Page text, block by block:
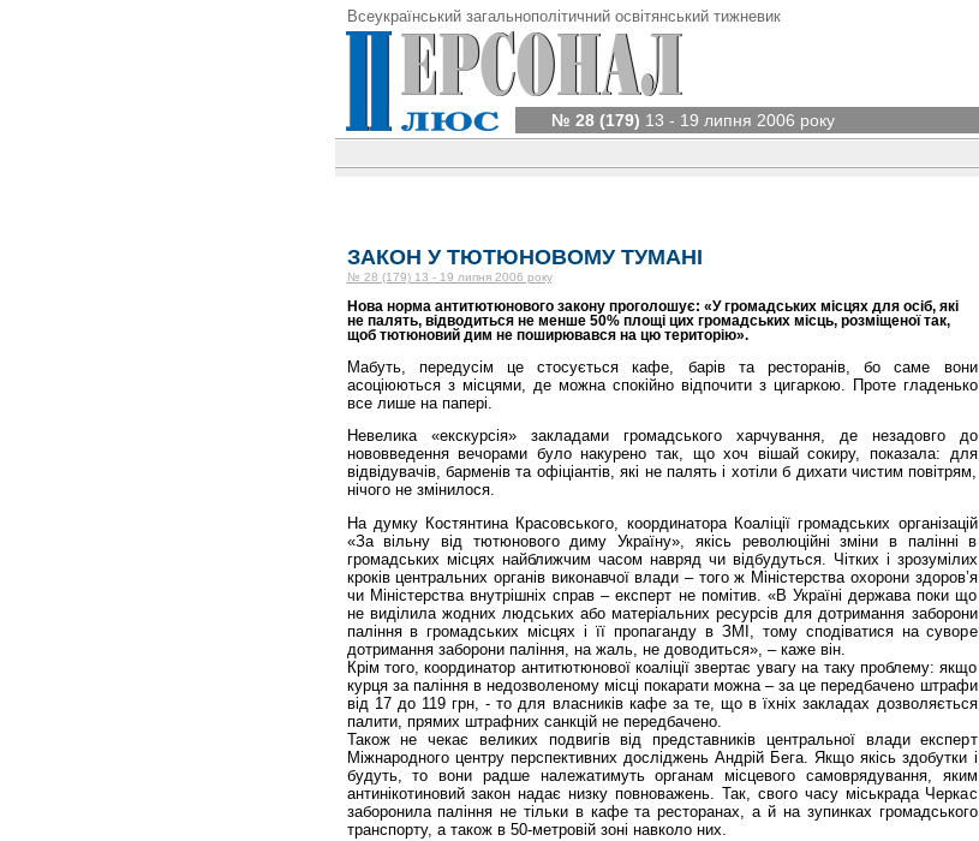
Всеукраїнський загальнополітичний освітянський тижневик
№ 28 (179) 13 - 19 липня 2006 року
ЗАКОН У ТЮТЮНОВОМУ ТУМАНІ
№ 28 (179) 13 - 19 липня 2006 року
Нова норма антитютюнового закону проголошує: «У громадських місцях для осіб, які
не палять, відводиться не менше 50% площі цих громадських місць, розміщеної так,
щоб тютюновий дим не поширювався на цю територію».
Мабуть, передусім це стосується кафе, барів та ресторанів, бо саме вони
асоціюються з місцями, де можна спокійно відпочити з цигаркою. Проте гладенько
все лише на папері.
Невелика «екскурсія» закладами громадського харчування, де незадовго до
нововведення вечорами було накурено так, що хоч вішай сокиру, показала: для
відвідувачів, барменів та офіціантів, які не палять і хотіли б дихати чистим повітрям,
нічого не змінилося.
На думку Костянтина Красовського, координатора Коаліції громадських організацій
«За вільну від тютюнового диму Україну», якісь революційні зміни в палінні в
громадських місцях найближчим часом навряд чи відбудуться. Чітких і зрозумілих
кроків центральних органів виконавчої влади – того ж Міністерства охорони здоров’я
чи Міністерства внутрішніх справ – експерт не помітив. «В Україні держава поки що
не виділила жодних людських або матеріальних ресурсів для дотримання заборони
паління в громадських місцях і її пропаганду в ЗМІ, тому сподіватися на суворе
дотримання заборони паління, на жаль, не доводиться», – каже він.
Крім того, координатор антитютюнової коаліції звертає увагу на таку проблему: якщо
курця за паління в недозволеному місці покарати можна – за це передбачено штрафи
від 17 до 119 грн, - то для власників кафе за те, що в їхніх закладах дозволяється
палити, прямих штрафних санкцій не передбачено.
Також не чекає великих подвигів від представників центральної влади експерт
Міжнародного центру перспективних досліджень Андрій Бега. Якщо якісь здобутки і
будуть, то вони радше належатимуть органам місцевого самоврядування, яким
антинікотиновий закон надає низку повноважень. Так, свого часу міськрада Черкас
заборонила паління не тільки в кафе та ресторанах, а й на зупинках громадського
транспорту, а також в 50-метровій зоні навколо них.